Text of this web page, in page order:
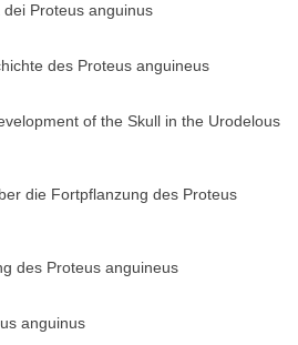
Proteus anguinus
des Proteus anguineus
of the Skull in the Urodelous
die Fortpflanzung des Proteus
des Proteus anguineus
anguinus